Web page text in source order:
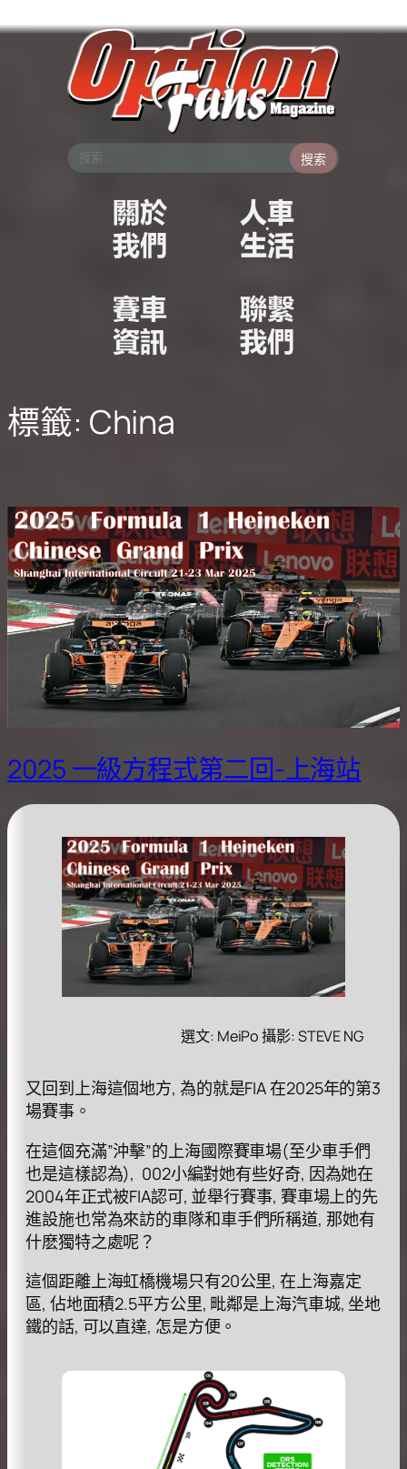
跳
搜索
標籤: China
2025 一級方程式第二回-上海站
選文: MeiPo 攝影: STEVE NG
又回到上海這個地方, 為的就是FIA 在2025年的第3
場賽事。
在這個充滿”沖擊”的上海國際賽車場(至少車手們
也是這樣認為), 002小編對她有些好奇, 因為她在
2004年正式被FIA認可, 並舉行賽事, 賽車場上的先
進設施也常為來訪的車隊和車手們所稱道, 那她有
什麽獨特之處呢？
這個距離上海虹橋機場只有20公里, 在上海嘉定
區, 佔地面積2.5平方公里, 毗鄰是上海汽車城, 坐地
鐵的話, 可以直達, 怎是方便。